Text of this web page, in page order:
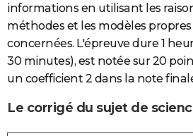
informations en utilisant les
méthodes et les modèles
concernées. L'épreuve dure 1
30 minutes), est notée sur 20
un coefficient 2 dans la note
Le corrigé du sujet de